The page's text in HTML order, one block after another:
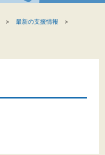
最新の支援情報